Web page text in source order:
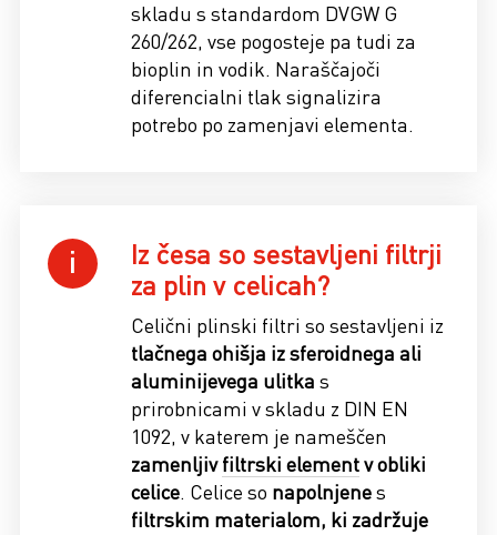
skladu s standardom DVGW G
260/262, vse pogosteje pa tudi za
bioplin in vodik. Naraščajoči
diferencialni tlak signalizira
potrebo po zamenjavi elementa.
Iz česa so sestavljeni filtrji
za plin v celicah?
Celični plinski filtri so sestavljeni iz
tlačnega ohišja iz sferoidnega ali
aluminijevega ulitka s
prirobnicami v skladu z DIN EN
1092, v katerem je nameščen
zamenljivfiltrski elementv obliki
celice. Celice so napolnjenes
filtrskim materialom, ki zadržuje